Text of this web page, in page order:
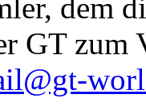
dem
GT zum